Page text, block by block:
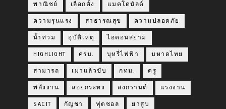
พาณิชย์ เลือกตั้ง แมคโดนัลด์
ความรุนแรง สาธารณสุข ความปลอดภัย
น้ำท่วม อุบัติเหตุ ไอคอนสยาม
HIGHLIGHT ครม. บุหรี่ไฟฟ้า มหาดไทย
สามารถ เมาแล้วขับ กทม. ครู
พลังงาน ลอยกระทง สงกรานต์ แรงงาน
SACIT กัญชา ฟุตซอล ยาสูบ